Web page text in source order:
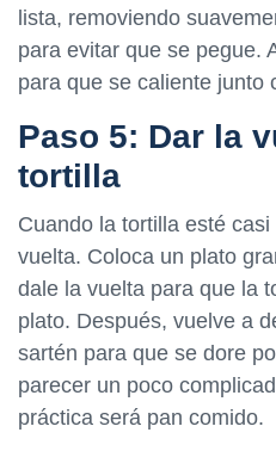
lista, removiendo
para evitar que se pegue.
para que se caliente junto
Paso 5: Dar la
tortilla
Cuando la tortilla esté
vuelta. Coloca un plato
dale la vuelta para que la
plato. Después, vuelve a
sartén para que se dore
parecer un poco
práctica será pan comido.